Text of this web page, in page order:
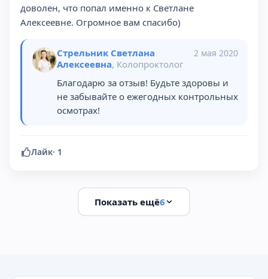
доволен, что попал именно к Светлане
Алексеевне. Огромное вам спасибо)
Стрельник Светлана
Алексеевна, Колопроктолог
2 мая 2020
Благодарю за отзыв! Будьте здоровы и
не забывайте о ежегодных контрольных
осмотрах!
Лайк· 1
Показать ещё6